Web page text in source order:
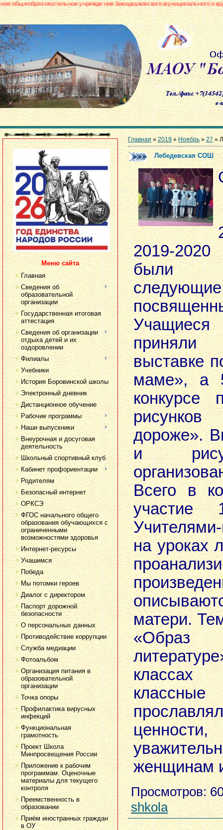
учреждение Заводоуковского муниципального округа
Меню сайта
Главная
Сведения об
образовательной
организации
Государственная итоговая
аттестация
Сведения об организации
отдыха детей и их
оздоровлении
Филиалы
Учебники
История Боровинской школы
Электронный дневник
Дистанционное обучение
Рабочие программы
Наши выпускники
Внеурочная и досуговая
деятельность
Школьный спортивный клуб
Кабинет профориентации
Родителям
Безопасный интернет
ОРКСЭ
ФГОС начального общего
образования обучающихся с
ограниченными
возможностями здоровья
Интернет-ресурсы
Учашимся
Победа
Мы потомки героев
Диалог с директором
Паспорт дорожной
безопасности
О персональных данных
Противодействие коррупции
Служба медиации
Фотоальбом
Организация питания в
образовательной
организации
Точка опоры
Профилактика вирусных
инфекций
Функциональная
грамотность
Проект Школа
Минпросвещения России
Приложение к рабочим
программам. Оценочные
материалы для текущего
контроля
Преемственность в
образовании
Приём иностранных граждан
в ОУ
Главная »2019 » Ноябрь » 27 »
Лебедевская СОШ
2019-
были
выставке
маме», а
конкурсе
дороже».
и
Всего в
участие
на уроках
матери.
ценности,
женщинам
Просмотров:
shkola